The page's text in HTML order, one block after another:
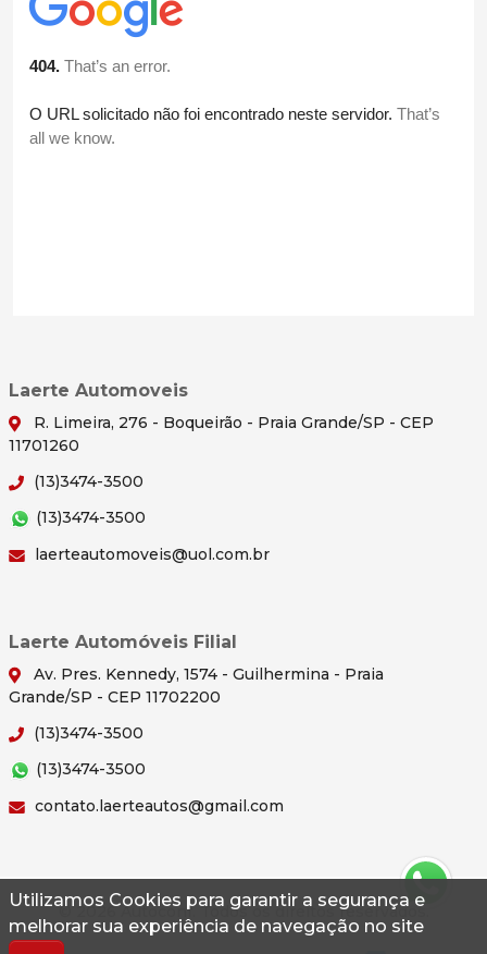
Utilizamos Cookies para garantir a segurança e
melhorar sua experiência de navegação no site
Laerte Automoveis
R. Limeira, 276 - Boqueirão - Praia Grande/SP - CEP
11701260
(13)3474-3500
(13)3474-3500
laerteautomoveis@uol.com.br
Laerte Automóveis Filial
Av. Pres. Kennedy, 1574 - Guilhermina - Praia
Grande/SP - CEP 11702200
(13)3474-3500
(13)3474-3500
contato.laerteautos@gmail.com
© 2026 Autoconf. Todos os direitos reservados.